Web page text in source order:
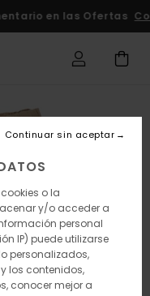
en las Ofertas
o la
y/o acceder a
personal
IP) puede utilizarse
personalizados,
los contenidos,
conocer mejor a
Continuar sin aceptar